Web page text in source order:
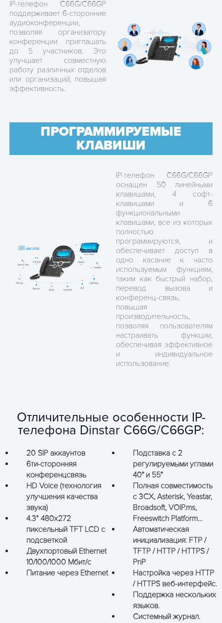
IP-телефон C66G/C66GP
поддерживает 6-сторонние
аудиоконференции,
позволяя организатору
конференции приглашать
до 5 участников. Это
улучшает совместную
работу различных отделов
или организаций, повышая
эффективность.
ПРОГРАММИРУЕМЫЕ
КЛАВИШИ
IP-телефон C66G/C66GP
оснащен 50 линейными
клавишами, 4 софт-
клавишами и 6
функциональными
клавишами, все из которых
полностью
программируются, и
обеспечивает доступ в
одно касание к часто
используемым функциям,
таким как быстрый набор,
перевод вызова и
конференц-связь,
повышая
производительность,
позволяя пользователям
настраивать функции,
обеспечивая эффективное
и индивидуальное
использование.
Отличительные особенности IP-
телефона Dinstar C66G/C66GP:
20 SIP аккаунтов
6ти-сторонняя
конференцсвязь
HD Voice (технология
улучшения качества
звука)
4.3" 480х272
пиксельный TFT LCD с
подсветкой
Двухпортовый Ethernet
10/100/1000 Мбит/с
Питание через Ethernet
Подставка с 2
регулируемыми углами
40° и 55°
Полная совместимость
с 3CX, Asterisk, Yeastar,
Broadsoft, VOIP.ms,
Freeswitch Platform...
Автоматическая
инициализация: FTP /
TFTP / HTTP / HTTPS /
PnP
Настройка через HTTP
/ HTTPS веб-интерфейс.
Поддержка нескольких
языков.
Системный журнал.